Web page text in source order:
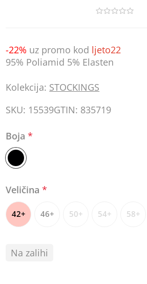
-22% uz promo kod ljeto22
95% Poliamid 5% Elasten
Kolekcija: STOCKINGS
SKU: 15539GTIN: 835719
Boja*
Veličina*
42+ 46+ 50+ 54+ 58+
Na zalihi